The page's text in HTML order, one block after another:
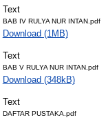
Text
BAB IV RULYA NUR INTAN.pdf
Download (1MB)
Text
BAB V RULYA NUR INTAN.pdf
Download (348kB)
Text
DAFTAR PUSTAKA.pdf